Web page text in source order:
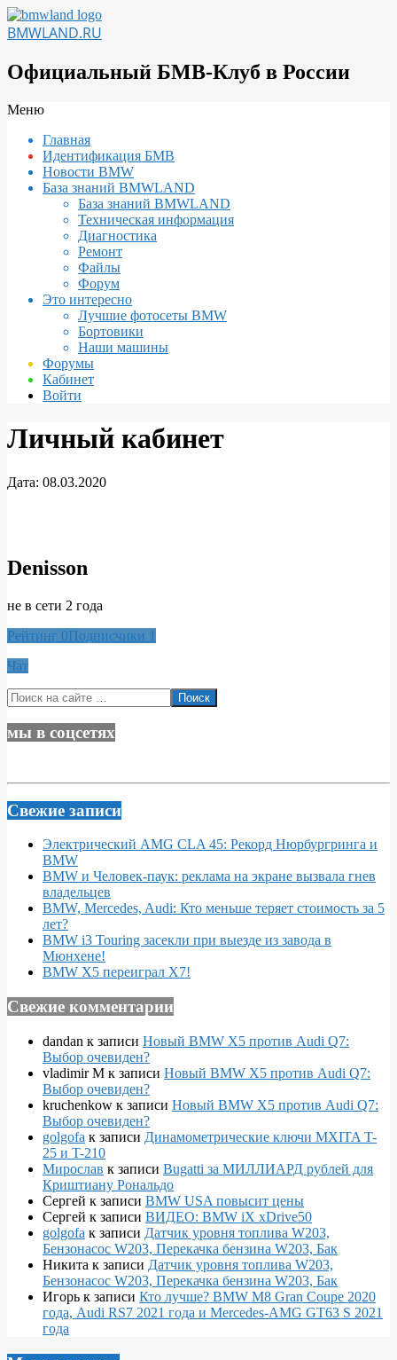
Перейти
к
BMWLAND.RU
Официальный БМВ-Клуб в России
Вторичное
навигации
Меню
Главная
Идентификация БМВ
Новости BMW
База знаний BMWLAND
База знаний BMWLAND
Техническая информация
Диагностика
Ремонт
Файлы
Форум
Это интересно
Лучшие фотосеты BMW
Бортовики
Наши машины
Форумы
Кабинет
Войти
Личный кабинет
Дата: 08.03.2020
Denisson
не в сети 2 года
Рейтинг 0Подписчики 1
Чат
2020-
03-
08
Поиск
мы в соцсетях
Свежие записи
Электрический AMG CLA 45: Рекорд Нюрбургринга и
BMW
BMW и Человек-паук: реклама на экране вызвала гнев
владельцев
BMW, Mercedes, Audi: Кто меньше теряет стоимость за 5
лет?
BMW i3 Touring засекли при выезде из завода в
Мюнхене!
BMW X5 переиграл X7!
Свежие комментарии
dandan к записи Новый BMW X5 против Audi Q7:
Выбор очевиден?
vladimir M к записи Новый BMW X5 против Audi Q7:
Выбор очевиден?
kruchenkow к записи Новый BMW X5 против Audi Q7:
Выбор очевиден?
golgofa к записи Динамометрические ключи MXITA T-
25 и T-210
Мирослав к записи Bugatti за МИЛЛИАРД рублей для
Криштиану Рональдо
Сергей к записи BMW USA повысит цены
Сергей к записи ВИДЕО: BMW iX xDrive50
golgofa к записи Датчик уровня топлива W203,
Бензонасос W203, Перекачка бензина W203, Бак
Никита к записи Датчик уровня топлива W203,
Бензонасос W203, Перекачка бензина W203, Бак
Игорь к записи Кто лучше? BMW M8 Gran Coupe 2020
года, Audi RS7 2021 года и Mercedes-AMG GT63 S 2021
года